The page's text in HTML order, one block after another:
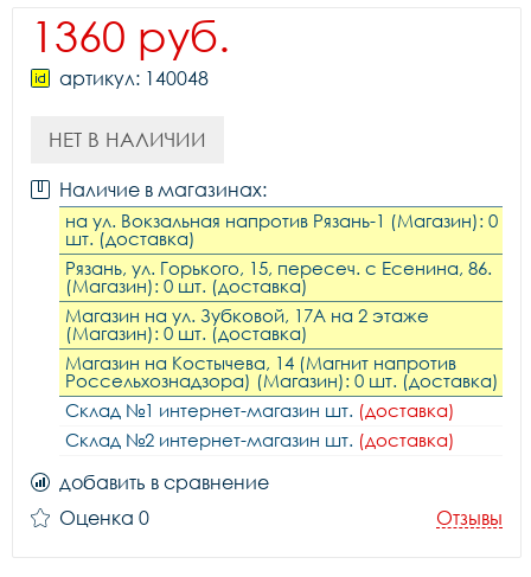
1360 руб.
артикул: 140048
НЕТ В НАЛИЧИИ
Наличие в магазинах:
на ул. Вокзальная напротив Рязань-1 (Магазин): 0
шт. (доставка)
Рязань, ул. Горького, 15, пересеч. с Есенина, 86.
(Магазин): 0 шт. (доставка)
Магазин на ул. Зубковой, 17А на 2 этаже
(Магазин): 0 шт. (доставка)
Магазин на Костычева, 14 (Магнит напротив
Россельхознадзора) (Магазин): 0 шт. (доставка)
Склад №1 интернет-магазин шт. (доставка)
Склад №2 интернет-магазин шт. (доставка)
добавить в сравнение
Оценка 0
Отзывы